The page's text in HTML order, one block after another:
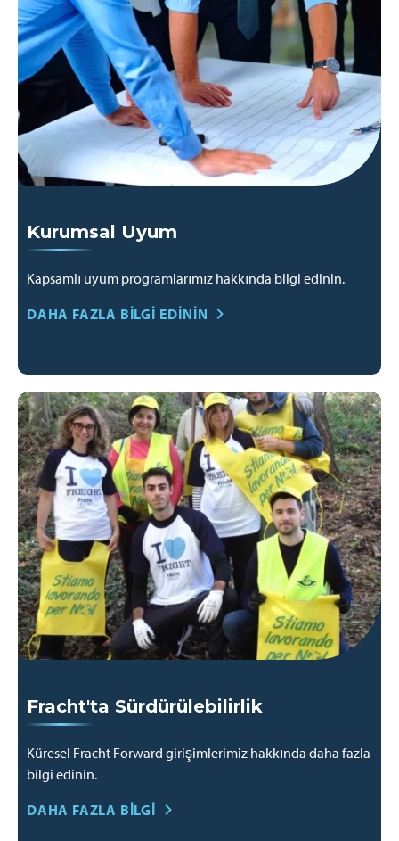
Kurumsal Uyum
Kapsamlı uyum programlarımız hakkında bilgi edinin.
DAHA FAZLA BILGI EDININ
Fracht'ta Sürdürülebilirlik
Küresel Fracht Forward girişimlerimiz hakkında daha fazla
bilgi edinin.
DAHA FAZLA BILGI